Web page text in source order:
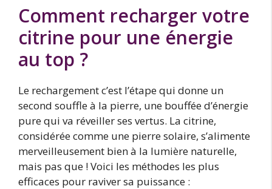
Comment recharger votre
citrine pour une énergie
au top ?
Le rechargement c’est l’étape qui donne un
second souffle à la pierre, une bouffée d’énergie
pure qui va réveiller ses vertus. La citrine,
considérée comme une pierre solaire, s’alimente
merveilleusement bien à la lumière naturelle,
mais pas que ! Voici les méthodes les plus
efficaces pour raviver sa puissance :